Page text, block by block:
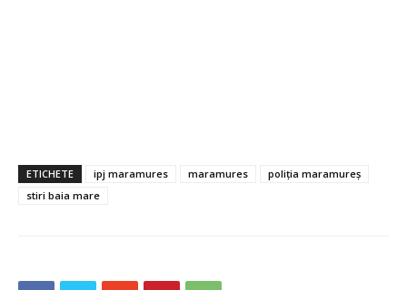
ETICHETE ipj maramures maramures
poliția maramureș
stiri baia mare